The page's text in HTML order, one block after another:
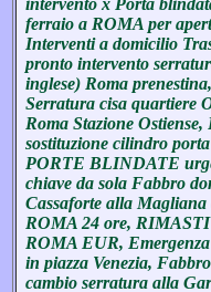
intervento x Porta
ferraio a ROMA per
Interventi a domicilio
pronto intervento
inglese) Roma
Serratura cisa quartiere
Roma Stazione
sostituzione cilindro
PORTE BLINDATE
chiave da sola Fabbro
Cassaforte alla
ROMA 24 ore,
ROMA EUR,
in piazza Venezia,
cambio serratura alla